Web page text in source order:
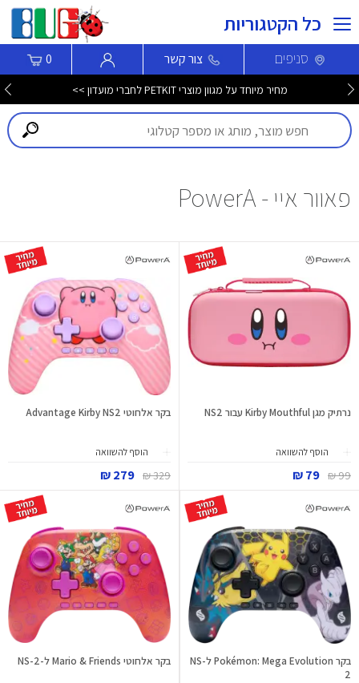
כל הקטגוריות
סניפים צור קשר 0
מחיר מיוחד על מגוון מוצרי PETKIT לחברי מועדון >>
פאוור איי - PowerA
נרתיק מגן Kirby Mouthful עבור NS2
הוסף להשוואה
99 ₪
79 ₪
בקר אלחוטי Advantage Kirby NS2
הוסף להשוואה
329 ₪
279 ₪
בקר Pokémon: Mega Evolution לNS-
2
בקר אלחוטי Mario & Friends ל-NS-2